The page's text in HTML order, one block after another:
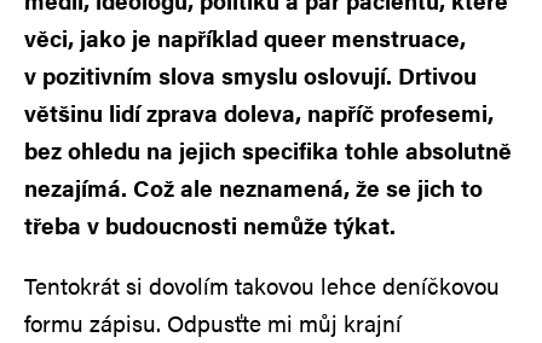
věci, jako je například queer menstruace,
v pozitivním slova smyslu oslovují. Drtivou
většinu lidí zprava doleva, napříč profesemi,
bez ohledu na jejich specifika tohle absolutně
nezajímá. Což ale neznamená, že se jich to
třeba v budoucnosti nemůže týkat.
Tentokrát si dovolím takovou lehce deníčkovou
formu zápisu. Odpusťte mi můj krajní